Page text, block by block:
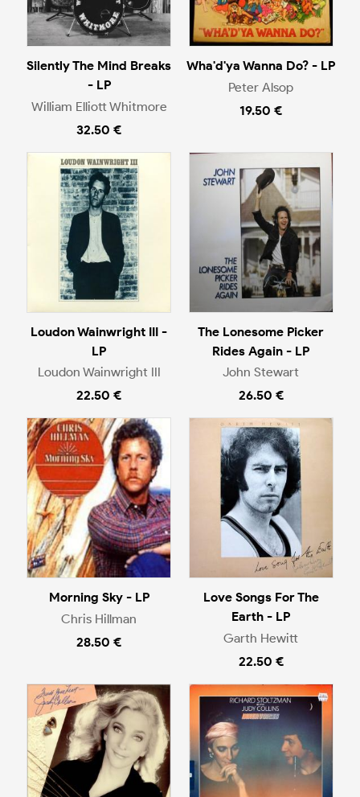
Silently The Mind Breaks
- LP
William Elliott Whitmore
32.50 €
Wha'd'ya Wanna Do? - LP
Peter Alsop
19.50 €
Loudon Wainwright III -
LP
Loudon Wainwright III
22.50 €
The Lonesome Picker
Rides Again - LP
John Stewart
26.50 €
Morning Sky - LP
Chris Hillman
28.50 €
Love Songs For The
Earth - LP
Garth Hewitt
22.50 €